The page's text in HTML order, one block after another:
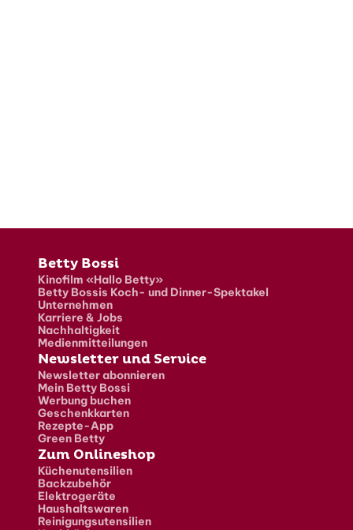
Fusszeile
Betty Bossi
Kinofilm «Hallo Betty»
Betty Bossis Koch- und Dinner-Spektakel
Unternehmen
Karriere & Jobs
Nachhaltigkeit
Medienmitteilungen
Newsletter und Service
Newsletter abonnieren
Mein Betty Bossi
Werbung buchen
Geschenkkarten
Rezepte-App
Green Betty
Zum Onlineshop
Küchenutensilien
Backzubehör
Elektrogeräte
Haushaltswaren
Reinigungsutensilien